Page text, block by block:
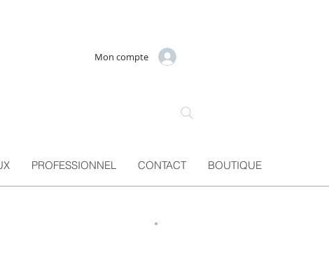
Mon compte
PROFESSIONNEL CONTACT BOUTIQUE